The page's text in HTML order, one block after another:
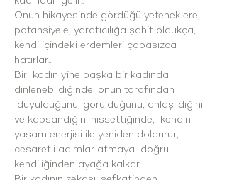
Onun hikayesinde gördüğü yeteneklere,
potansiyele, yaratıcılığa şahit oldukça,
kendi içindeki erdemleri çabasızca
hatırlar..
Bir  kadın yine başka bir kadında
dinlenebildiğinde, onun tarafından
duyulduğunu, görüldüğünü, anlaşıldığını
ve kapsandığını hissettiğinde,  kendini
yaşam enerjisi ile yeniden doldurur,
cesaretli adımlar atmaya  doğru
kendiliğinden ayağa kalkar..